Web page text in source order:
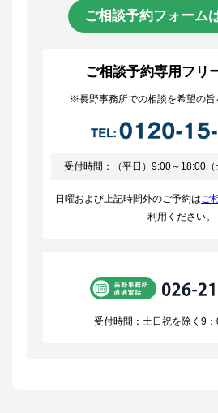
ご相談予約フォーム
ご相談予約専用フリ
※長野事務所での相談を希望の旨
受付時間：（平日）9:00～18:00
日曜および上記時間外のご予約はご
利用ください。
受付時間：土日祝を除く9